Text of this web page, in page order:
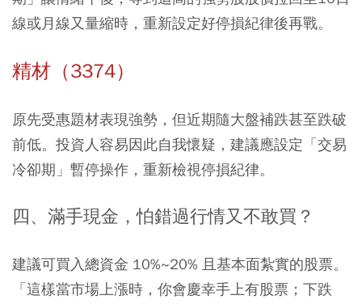
線或月線又量縮時，重新設定好停損紀律後再戰。
精材（3374）
原先受惠題材表現強勢，但近期隨大盤補跌甚至跌破
前低。投資人容易因此自我懷疑，建議應設定「交易
冷卻期」暫停操作，重新檢視停損紀律。
四、滿手現金，怕錯過行情又不敢買？
建議可買入總資金 10%~20% 且基本面紮實的股票。
「這樣當市場上漲時，你會慶幸手上有股票；下跌